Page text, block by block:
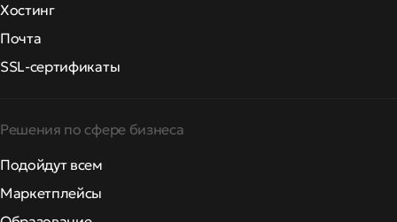
Хостинг
Почта
SSL-сертификаты
Решения по сфере бизнеса
Подойдут всем
Маркетплейсы